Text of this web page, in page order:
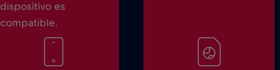
dispositivo es
compatible.